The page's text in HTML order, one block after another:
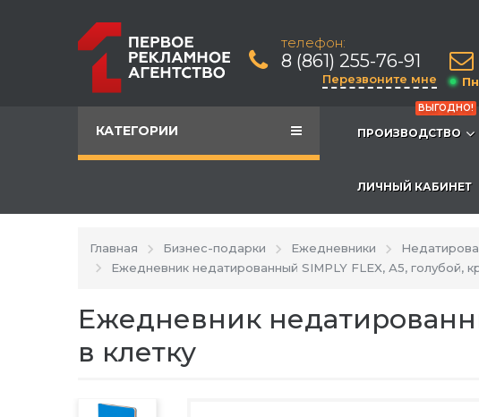
телефон:
8 (861) 255-76-91
Перезвоните мне
КАТЕГОРИИ
ВЫГОДНО!
ПРОИЗВОДСТВО
ЛИЧНЫЙ КАБИНЕТ
Главная Бизнес-подарки Ежедневники
Ежедневник недатированный SIMPLY FLEX, А5, голубой,
Ежедневник
в клетку